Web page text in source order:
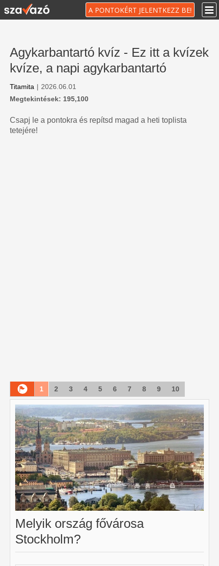
A PONTOKÉRT JELENTKEZZ BE!
Agykarbantartó kvíz - Ez itt a kvízek
kvíze, a napi agykarbantartó
Titamita | 2026.06.01
Megtekintések: 195,100
Csapj le a pontokra és repítsd magad a heti toplista
tetejére!
1 2 3 4 5 6 7 8 9 10
Melyik ország fővárosa
Stockholm?